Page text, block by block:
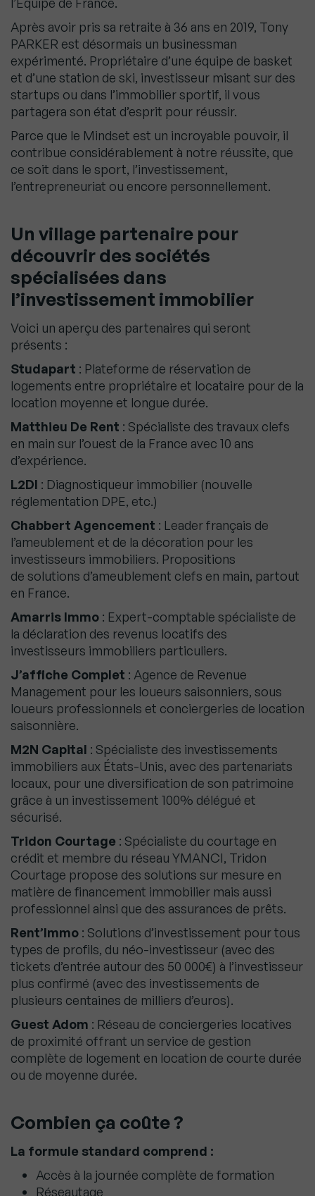
l’Équipe de France.
Après avoir pris sa retraite à 36 ans en 2019, Tony
PARKER est désormais un businessman
expérimenté. Propriétaire d’une équipe de basket
et d’une station de ski, investisseur misant sur des
startups ou dans l’immobilier sportif, il vous
partagera son état d’esprit pour réussir.
Parce que le Mindset est un incroyable pouvoir, il
contribue considérablement à notre réussite, que
ce soit dans le sport, l’investissement,
l’entrepreneuriat ou encore personnellement.
Un village partenaire pour
découvrir des sociétés
spécialisées dans
l’investissement immobilier
Voici un aperçu des partenaires qui seront
présents :
Studapart : Plateforme de réservation de
logements entre propriétaire et locataire pour de la
location moyenne et longue durée.
Matthieu De Rent : Spécialiste des travaux clefs
en main sur l’ouest de la France avec 10 ans
d’expérience.
L2DI : Diagnostiqueur immobilier (nouvelle
réglementation DPE, etc.)
Chabbert Agencement : Leader français de
l’ameublement et de la décoration pour les
investisseurs immobiliers. Propositions
de solutions d’ameublement clefs en main, partout
en France.
Amarris Immo : Expert-comptable spécialiste de
la déclaration des revenus locatifs des
investisseurs immobiliers particuliers.
J’affiche Complet : Agence de Revenue
Management pour les loueurs saisonniers, sous
loueurs professionnels et conciergeries de location
saisonnière.
M2N Capital : Spécialiste des investissements
immobiliers aux États-Unis, avec des partenariats
locaux, pour une diversification de son patrimoine
grâce à un investissement 100% délégué et
sécurisé.
Tridon Courtage : Spécialiste du courtage en
crédit et membre du réseau YMANCI, Tridon
Courtage propose des solutions sur mesure en
matière de financement immobilier mais aussi
professionnel ainsi que des assurances de prêts.
Rent’Immo : Solutions d’investissement pour tous
types de profils, du néo-investisseur (avec des
tickets d’entrée autour des 50 000€) à l’investisseur
plus confirmé (avec des investissements de
plusieurs centaines de milliers d’euros).
Guest Adom : Réseau de conciergeries locatives
de proximité offrant un service de gestion
complète de logement en location de courte durée
ou de moyenne durée.
Combien ça coûte ?
La formule standard comprend :
Accès à la journée complète de formation
Réseautage